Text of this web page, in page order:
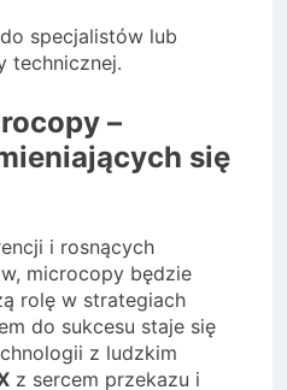
specjalistów lub
technicznej.
–
się
i rosnących
microcopy będzie
rolę w strategiach
do sukcesu staje się
z ludzkim
z sercem przekazu i